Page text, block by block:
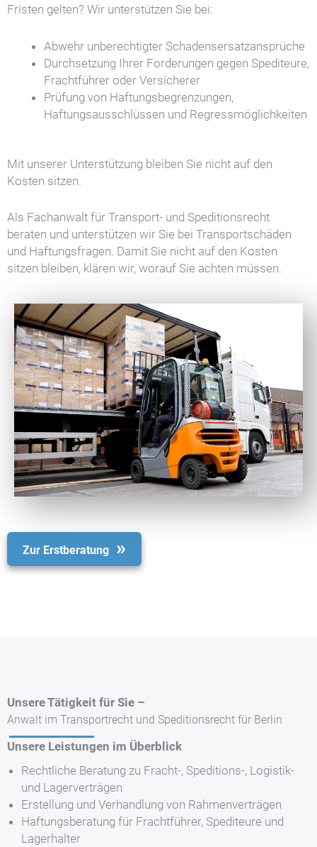
Fristen gelten? Wir unterstützen Sie bei:
Abwehr unberechtigter Schadensersatzansprüche
Durchsetzung Ihrer Forderungen gegen Spediteure,
Frachtführer oder Versicherer
Prüfung von Haftungsbegrenzungen,
Haftungsausschlüssen und Regressmöglichkeiten
Mit unserer Unterstützung bleiben Sie nicht auf den
Kosten sitzen.
Als Fachanwalt für Transport- und Speditionsrecht
beraten und unterstützen wir Sie bei Transportschäden
und Haftungsfragen. Damit Sie nicht auf den Kosten
sitzen bleiben, klären wir, worauf Sie achten müssen.
Zur Erstberatung
Unsere Tätigkeit für Sie –
Anwalt im Transportrecht und Speditionsrecht für Berlin
Unsere Leistungen im Überblick
Rechtliche Beratung zu Fracht-, Speditions-, Logistik-
und Lagerverträgen
Erstellung und Verhandlung von Rahmenverträgen
Haftungsberatung für Frachtführer, Spediteure und
Lagerhalter